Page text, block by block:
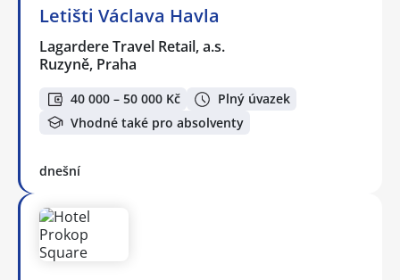
Letišti Václava Havla
Lagardere Travel Retail, a.s.
Ruzyně, Praha
40 000 – 50 000 Kč
Plný úvazek
Vhodné také pro absolventy
dnešní